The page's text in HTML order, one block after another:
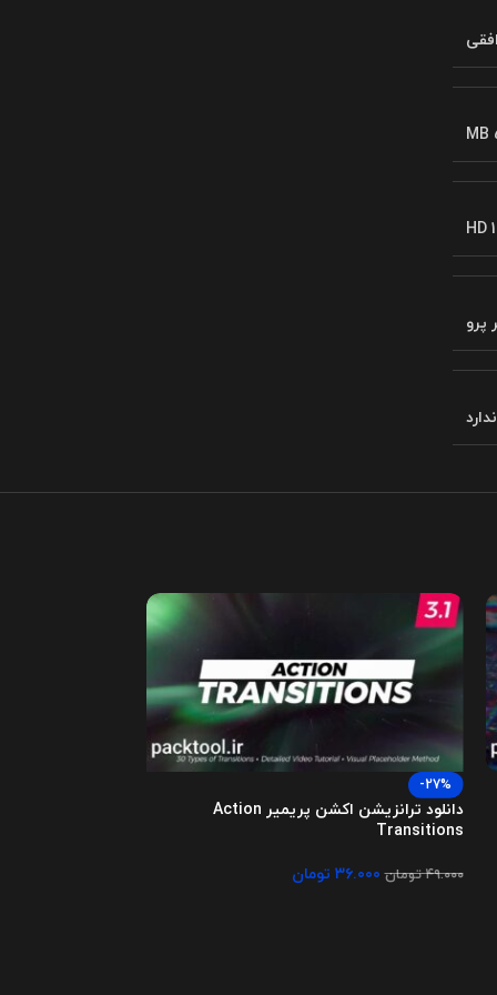
MB
HD
پرو
ندارد
-27%
دانلود ترانزیشن اکشن پریمیر Action
Transitions
۴۹.۰۰۰تومان ۳۶.۰۰۰ تومان